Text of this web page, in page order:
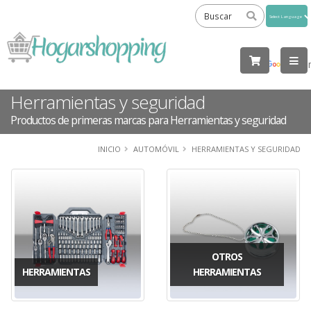
by
Herramientas y seguridad
Productos de primeras marcas para Herramientas y seguridad
INICIO AUTOMÓVIL HERRAMIENTAS Y SEGURIDAD
HERRAMIENTAS
OTROS
HERRAMIENTAS